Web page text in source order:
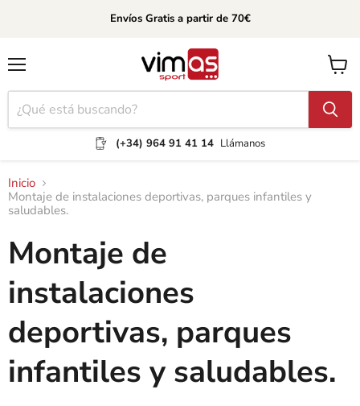
Envíos Gratis a partir de 70€
(+34) 964 91 41 14 Llámanos
Ver
carrito
Inicio
Montaje de instalaciones deportivas, parques infantiles y
saludables.
Montaje de
instalaciones
deportivas, parques
infantiles y saludables.